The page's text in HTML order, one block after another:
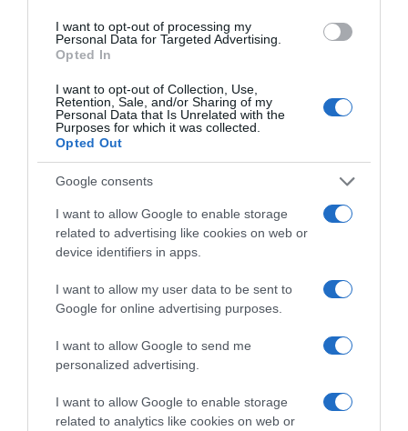
I want to opt-out of processing my
Personal Data for Targeted Advertising.
Opted In
I want to opt-out of Collection, Use,
Retention, Sale, and/or Sharing of my
Personal Data that Is Unrelated with the
Purposes for which it was collected.
Opted Out
Google consents
I want to allow Google to enable storage
related to advertising like cookies on web or
device identifiers in apps.
I want to allow my user data to be sent to
Google for online advertising purposes.
I want to allow Google to send me
personalized advertising.
I want to allow Google to enable storage
related to analytics like cookies on web or
ΕΛΛΑΔΑ
κλείδωσε ανήλικη στο σπίτι του – Την
έσωσαν οι φωνές της
Συνελήφθη ο δράστης